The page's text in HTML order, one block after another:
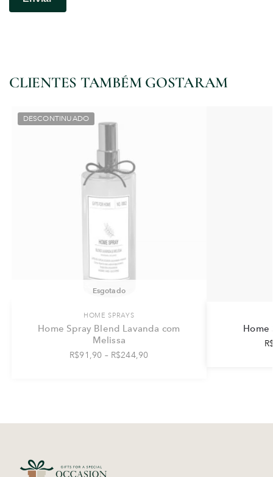
CLIENTES TAMBÉM GOSTARAM
DESCONTINUADO
Esgotado
HOME SPRAYS
Home Spray Blend Lavanda com
Melissa
R$91,90 – R$244,90
Home